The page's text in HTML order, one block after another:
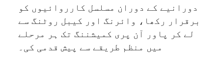
دورانیے کے دوران مسلسل کارروائیوں کو
برقرار رکھا، وائرنگ اور کیبل روٹنگ سے
لے کر پاور آن پری کمیشننگ تک ہر مرحلے
میں منظم طریقے سے پیش قدمی کی۔